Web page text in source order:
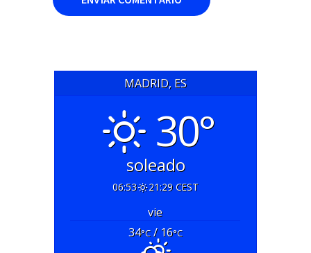
MADRID, ES
30°
soleado
06:53 21:29 CEST
vie
34°C/ 16°C